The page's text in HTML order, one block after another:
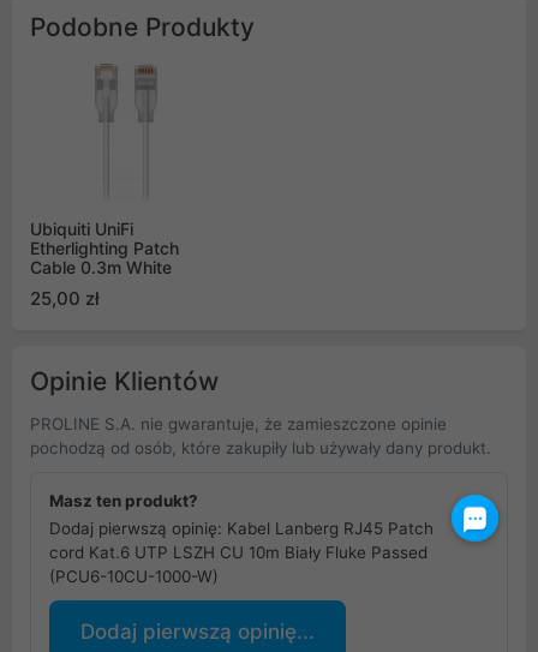
Podobne Produkty
Ubiquiti UniFi
Etherlighting Patch
Cable 0.3m White
25,00 zł
Opinie Klientów
PROLINE S.A. nie gwarantuje, że zamieszczone opinie
pochodzą od osób, które zakupiły lub używały dany produkt.
Masz ten produkt?
Dodaj pierwszą opinię: Kabel Lanberg RJ45 Patch
cord Kat.6 UTP LSZH CU 10m Biały Fluke Passed
(PCU6-10CU-1000-W)
Dodaj pierwszą opinię...